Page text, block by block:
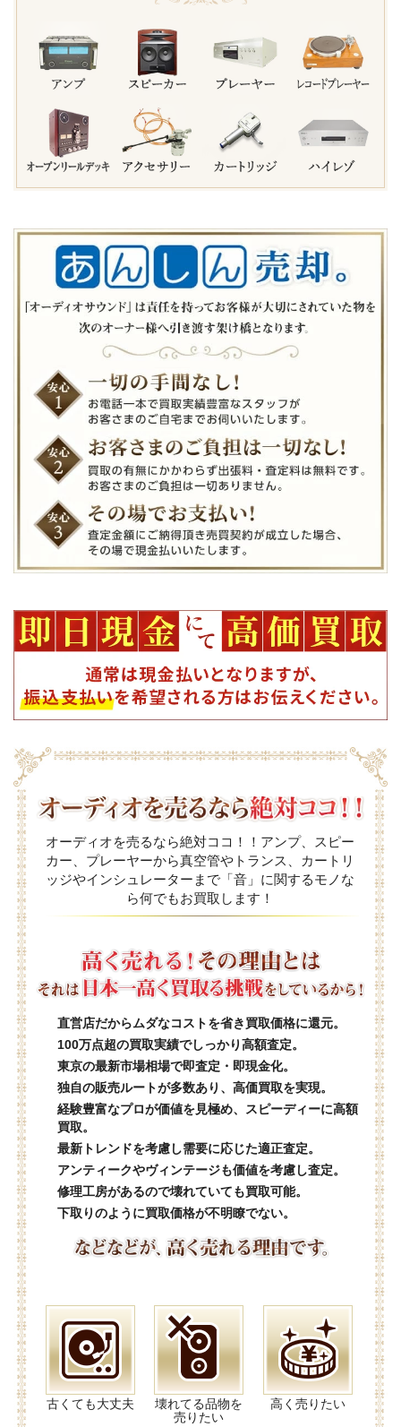
オーディオを売るなら絶対ココ！！アンプ、スピー
カー、プレーヤーから真空管やトランス、カートリ
ッジやインシュレーターまで「音」に関するモノな
ら何でもお買取します！
直営店だからムダなコストを省き買取価格に還元。
100万点超の買取実績でしっかり高額査定。
東京の最新市場相場で即査定・即現金化。
独自の販売ルートが多数あり、高価買取を実現。
経験豊富なプロが価値を見極め、スピーディーに高額
買取。
最新トレンドを考慮し需要に応じた適正査定。
アンティークやヴィンテージも価値を考慮し査定。
修理工房があるので壊れていても買取可能。
下取りのように買取価格が不明瞭でない。
古くても大丈夫
壊れてる品物を
売りたい
高く売りたい